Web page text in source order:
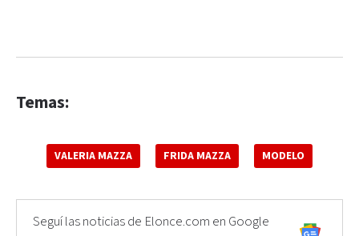
Temas:
VALERIA MAZZA FRIDA MAZZA MODELO
Seguí las noticias de Elonce.com en Google